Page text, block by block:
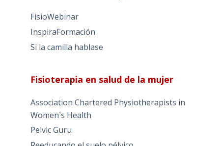
FisioWebinar
InspiraFormación
Si la camilla hablase
Fisioterapia en salud de la mujer
Association Chartered Physiotherapists in
Women´s Health
Pelvic Guru